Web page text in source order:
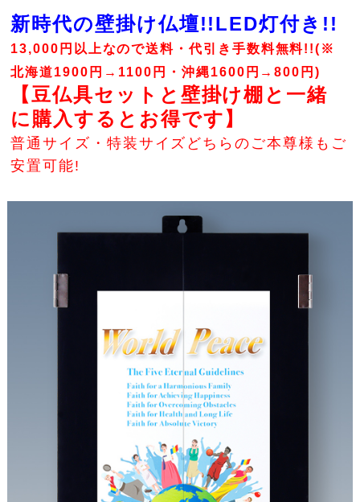
新時代の壁掛け仏壇!!LED灯付き!!
13,000円以上なので送料・代引き手数料無料!!(※
北海道1900円→1100円・沖縄1600円→800円)
【豆仏具セットと壁掛け棚と一緒
に購入するとお得です】
普通サイズ・特装サイズどちらのご本尊様もご
安置可能!